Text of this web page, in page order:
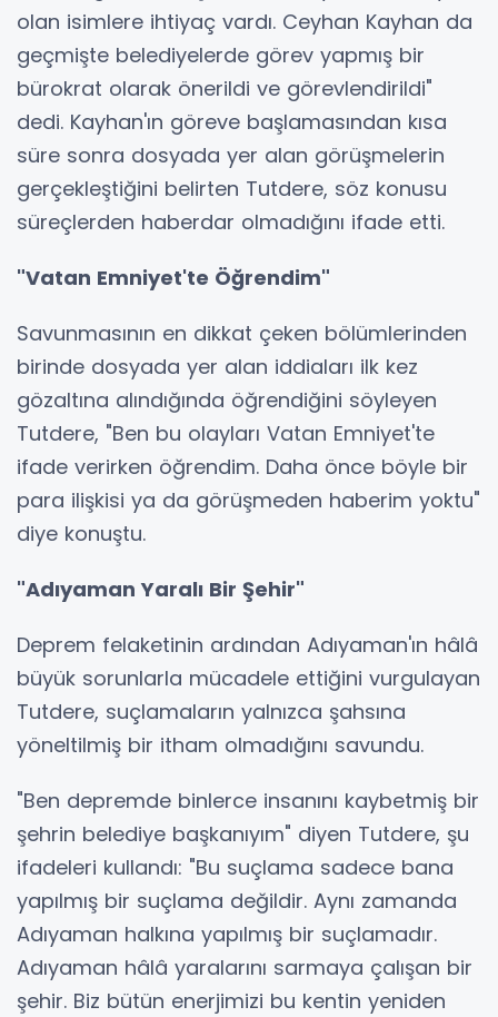
olan isimlere ihtiyaç vardı. Ceyhan Kayhan da
geçmişte belediyelerde görev yapmış bir
bürokrat olarak önerildi ve görevlendirildi"
dedi. Kayhan'ın göreve başlamasından kısa
süre sonra dosyada yer alan görüşmelerin
gerçekleştiğini belirten Tutdere, söz konusu
süreçlerden haberdar olmadığını ifade etti.
"Vatan Emniyet'te Öğrendim"
Savunmasının en dikkat çeken bölümlerinden
birinde dosyada yer alan iddiaları ilk kez
gözaltına alındığında öğrendiğini söyleyen
Tutdere, "Ben bu olayları Vatan Emniyet'te
ifade verirken öğrendim. Daha önce böyle bir
para ilişkisi ya da görüşmeden haberim yoktu"
diye konuştu.
"Adıyaman Yaralı Bir Şehir"
Deprem felaketinin ardından Adıyaman'ın hâlâ
büyük sorunlarla mücadele ettiğini vurgulayan
Tutdere, suçlamaların yalnızca şahsına
yöneltilmiş bir itham olmadığını savundu.
"Ben depremde binlerce insanını kaybetmiş bir
şehrin belediye başkanıyım" diyen Tutdere, şu
ifadeleri kullandı: "Bu suçlama sadece bana
yapılmış bir suçlama değildir. Aynı zamanda
Adıyaman halkına yapılmış bir suçlamadır.
Adıyaman hâlâ yaralarını sarmaya çalışan bir
şehir. Biz bütün enerjimizi bu kentin yeniden